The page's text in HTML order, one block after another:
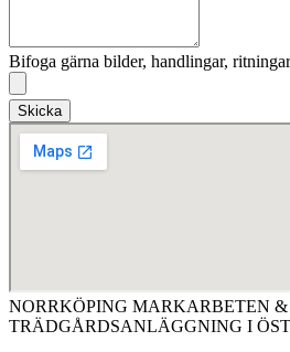
Bifoga gärna bilder, handlingar,
Skicka
NORRKÖPING MARKARBETEN &
TRÄDGÅRDSANLÄGGNING I